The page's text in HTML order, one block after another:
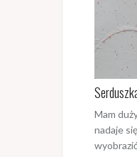
Mam
nadaje